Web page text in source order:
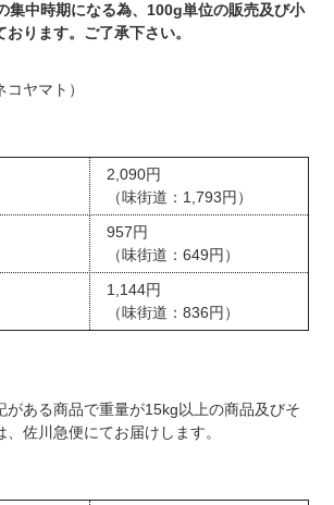
集中時期になる為、100g単位の販売及び小
ります。ご了承下さい。
ヤマト）
2,090円
（味街道：1,793円）
957円
（味街道：649円）
1,144円
（味街道：836円）
がある商品で重量が15kg以上の商品及びそ
佐川急便にてお届けします。